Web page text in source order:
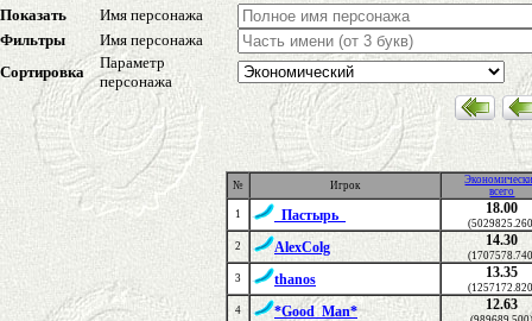
Показать
Имя персонажа
Фильтры
Имя персонажа
Сортировка
Параметр
персонажа
№ Игрок
всего
1
_Пастырь_ 18.00
2
AlexColg 14.30
3
thanos 13.35
4
*Good_Man* 12.63